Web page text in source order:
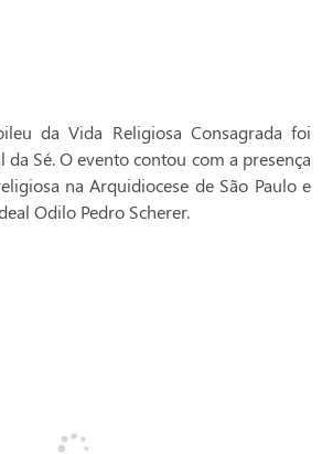
da Vida Religiosa Consagrada foi
Sé. O evento contou com a presença
na Arquidiocese de São Paulo e
Odilo Pedro Scherer.